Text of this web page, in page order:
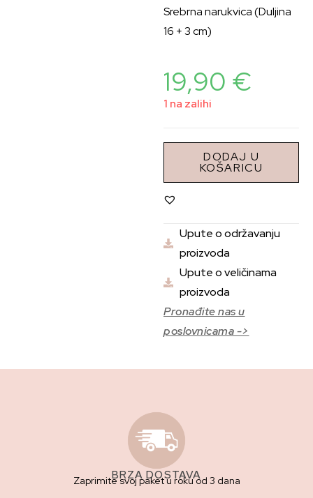
Srebrna narukvica (Duljina
16 + 3 cm)
19,90 €
1 na zalihi
DODAJ U
KOŠARICU
Upute o održavanju
proizvoda
Upute o veličinama
proizvoda
Pronađite nas u
poslovnicama ->
BRZA DOSTAVA
Zaprimite svoj paket u roku od 3 dana